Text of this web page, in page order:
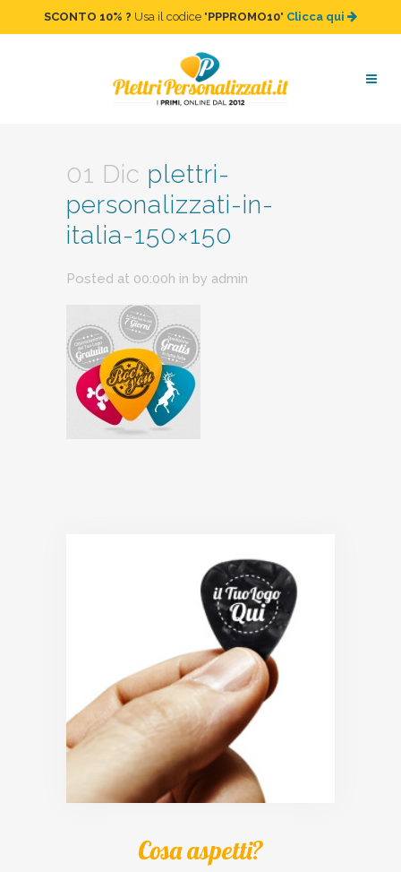
SCONTO 10% ? Usa il codice "PPPROMO10" Clicca qui
plettri-personalizzati-in-
italia-150×150
01 Dic plettri-
personalizzati-in-
italia-150×150
Posted at 00:00h in by admin
Cosa aspetti?